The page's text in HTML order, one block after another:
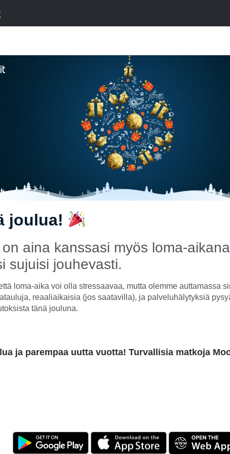
joulua!
aina kanssasi myös loma-
sujuisi jouhevasti.
loma-aika voi olla stressaavaa, mutta olemme auttamassa
reaaliaikaisia (jos saatavilla), ja palveluhälytyksiä
tänä jouluna.
ja parempaa uutta vuotta! Turvallisia matkoja